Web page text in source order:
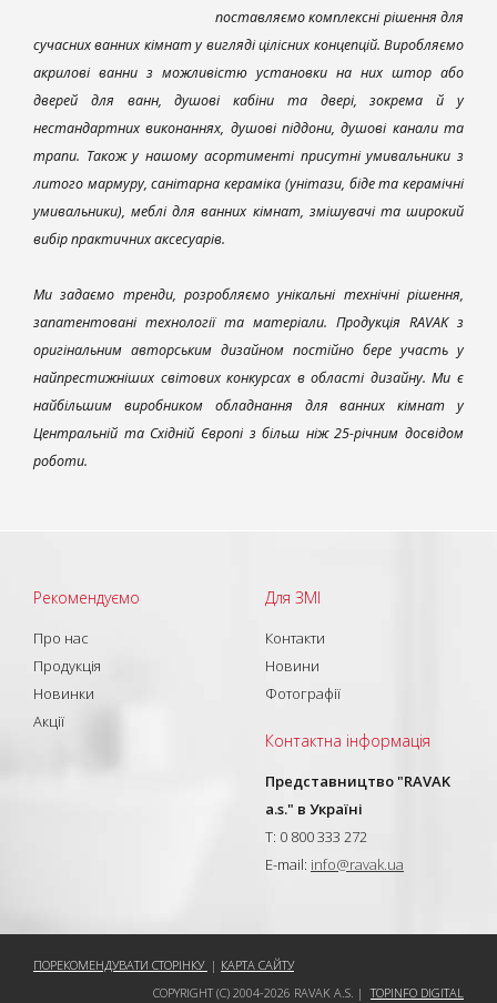
поставляємо комплексні рішення для
сучасних ванних кімнат у вигляді цілісних концепцій. Виробляємо
акрилові ванни з можливістю установки на них штор або
дверей для ванн, душові кабіни та двері, зокрема й у
нестандартних виконаннях, душові піддони, душові канали та
трапи. Також у нашому асортименті присутні умивальники з
литого мармуру, санітарна кераміка (унітази, біде та керамічні
умивальники), меблі для ванних кімнат, змішувачі та широкий
вибір практичних аксесуарів.
Ми задаємо тренди, розробляємо унікальні технічні рішення,
запатентовані технології та матеріали. Продукція RAVAK з
оригінальним авторським дизайном постійно бере участь у
найпрестижніших світових конкурсах в області дизайну. Ми є
найбільшим виробником обладнання для ванних кімнат у
Центральній та Східній Європі з більш ніж 25-річним досвідом
роботи.
Рекомендуємо
Про нас
Продукція
Новинки
Акції
Для ЗМІ
Контакти
Новини
Фотографії
Контактна інформація
Представництво "RAVAK
a.s." в Україні
T: 0 800 333 272
E-mail: info@ravak.ua
ПОРЕКОМЕНДУВАТИ СТОРІНКУ | КАРТА САЙТУ
COPYRIGHT (C) 2004-2026 RAVAK A.S. |TOPINFO DIGITAL